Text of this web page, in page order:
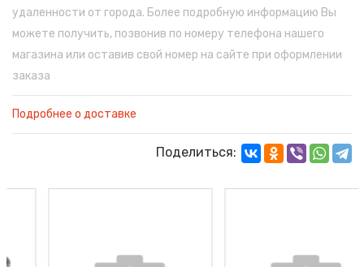
удаленности от города. Более подробную информацию Вы
можете получить, позвонив по номеру телефона нашего
магазина или оставив свой номер на сайте при оформлении
заказа
Подробнее о доставке
Поделиться: